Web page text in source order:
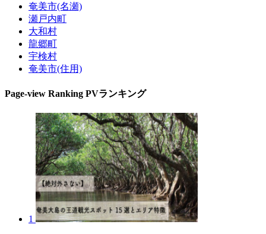
奄美市(名瀬)
瀬戸内町
大和村
龍郷町
宇検村
奄美市(住用)
Page-view Ranking PVランキング
1